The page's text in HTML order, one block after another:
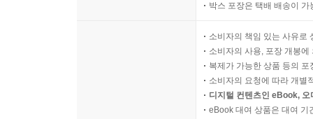
박스 포장은 택배 배송이
소비자의 책임 있는 사유로
소비자의 사용, 포장 개봉
복제가 가능한 상품 등의
소비자의 요청에 따라 개별
디지털 컨텐츠인 eBook,
eBook 대여 상품은 대여 기